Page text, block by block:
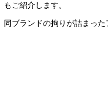
もご紹介します。
同ブランドの拘りが詰まっ